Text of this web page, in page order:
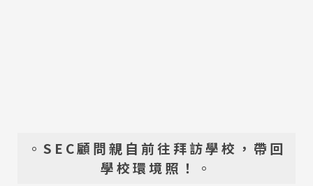
。 SEC顧問親自前往拜訪學校，帶回
學校環境照！
。